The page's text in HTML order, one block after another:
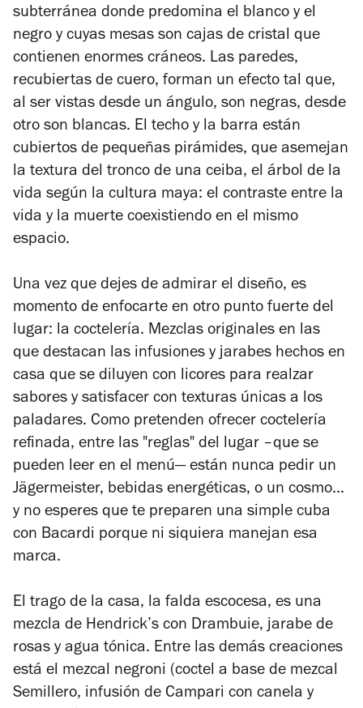
subterránea donde predomina el blanco y el
negro y cuyas mesas son cajas de cristal que
contienen enormes cráneos. Las paredes,
recubiertas de cuero, forman un efecto tal que,
al ser vistas desde un ángulo, son negras, desde
otro son blancas. El techo y la barra están
cubiertos de pequeñas pirámides, que asemejan
la textura del tronco de una ceiba, el árbol de la
vida según la cultura maya: el contraste entre la
vida y la muerte coexistiendo en el mismo
espacio.
Una vez que dejes de admirar el diseño, es
momento de enfocarte en otro punto fuerte del
lugar: la coctelería. Mezclas originales en las
que destacan las infusiones y jarabes hechos en
casa que se diluyen con licores para realzar
sabores y satisfacer con texturas únicas a los
paladares. Como pretenden ofrecer coctelería
refinada, entre las "reglas" del lugar –que se
pueden leer en el menú— están nunca pedir un
Jägermeister, bebidas energéticas, o un cosmo...
y no esperes que te preparen una simple cuba
con Bacardi porque ni siquiera manejan esa
marca.
El trago de la casa, la falda escocesa, es una
mezcla de Hendrick’s con Drambuie, jarabe de
rosas y agua tónica. Entre las demás creaciones
está el mezcal negroni (coctel a base de mezcal
Semillero, infusión de Campari con canela y